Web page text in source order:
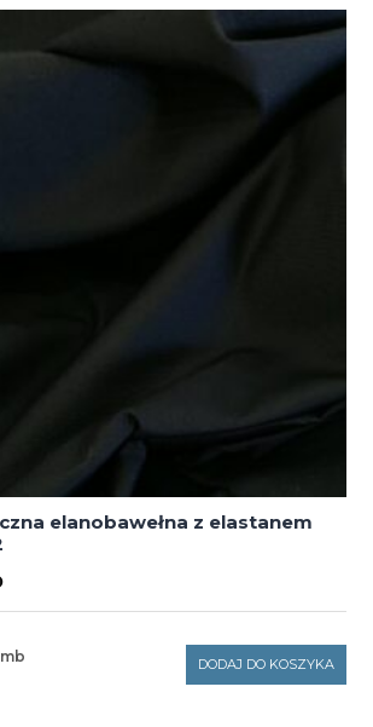
elanobawełna z elastanem
DODAJ DO KOSZYKA